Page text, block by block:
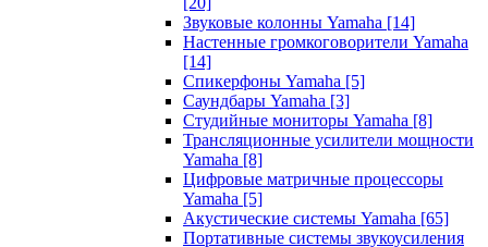
Звуковые колонны Yamaha [14]
Настенные громкоговорители Yamaha
[14]
Спикерфоны Yamaha [5]
Саундбары Yamaha [3]
Студийные мониторы Yamaha [8]
Трансляционные усилители мощности
Yamaha [8]
Цифровые матричные процессоры
Yamaha [5]
Акустические системы Yamaha [65]
Портативные системы звукоусиления